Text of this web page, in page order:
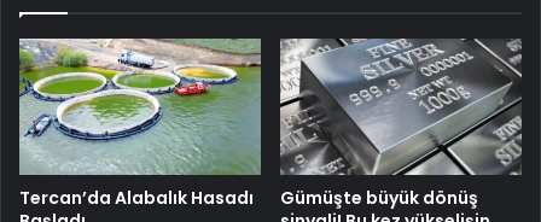
Tercan’da Alabalık Hasadı
Gümüşte büyük dönüş